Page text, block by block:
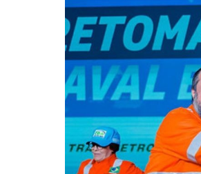
Ambev
Weg
Klabin
Petrobrás
Ver todos